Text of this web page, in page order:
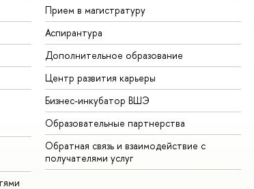
Прием в магистратуру
Аспирантура
Дополнительное образование
Центр развития карьеры
Бизнес-инкубатор ВШЭ
Образовательные партнерства
Обратная связь и взаимодействие с
получателями услуг